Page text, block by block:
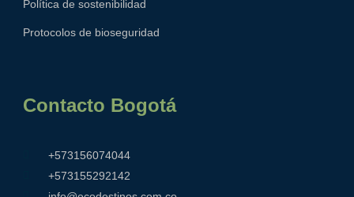
Política de sostenibilidad
Protocolos de bioseguridad
Contacto Bogotá
+573156074044
+573155292142